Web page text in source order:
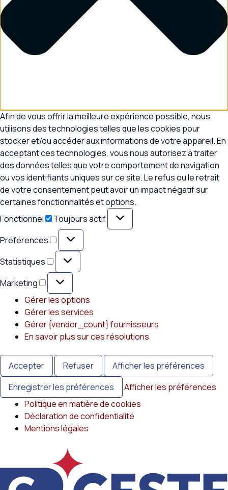
Afin de vous offrir la meilleure expérience possible, nous
utilisons des technologies telles que les cookies pour
stocker et/ou accéder aux informations de votre appareil. En
acceptant ces technologies, vous nous autorisez à traiter
des données telles que votre comportement de navigation
ou vos identifiants uniques sur ce site. Le refus ou le retrait
de votre consentement peut avoir un impact négatif sur
certaines fonctionnalités et options.
Fonctionnel
Fonctionnel
Toujours actif
Préférences
Préférences
Statistiques Statistiques
Marketing
Marketing
Gérer les options
Gérer les services
Gérer {vendor_count} fournisseurs
En savoir plus sur ces résolutions
Accepter Refuser
Afficher les préférences
Enregistrer les préférences
Afficher les préférences
Politique en matière de cookies
Déclaration de confidentialité
Mentions légales
contenu